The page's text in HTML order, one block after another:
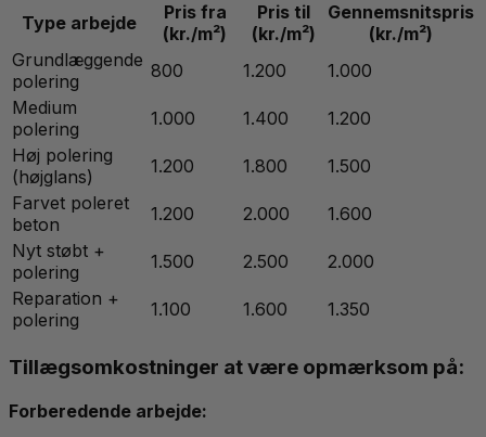
Type arbejde
Pris fra
(kr./m²)
Pris til
(kr./m²)
Gennemsnitspris
(kr./m²)
Grundlæggende
polering
800 1.200
1.000
Medium
polering
1.000 1.400
1.200
Høj polering
(højglans)
1.200 1.800
1.500
Farvet poleret
beton
1.200 2.000
1.600
Nyt støbt +
polering
1.500 2.500
2.000
Reparation +
polering
1.100 1.600 1.350
Tillægsomkostninger at være opmærksom på:
Forberedende arbejde: